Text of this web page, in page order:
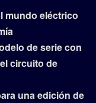
mundo eléctrico
de serie con
circuito de
una edición de